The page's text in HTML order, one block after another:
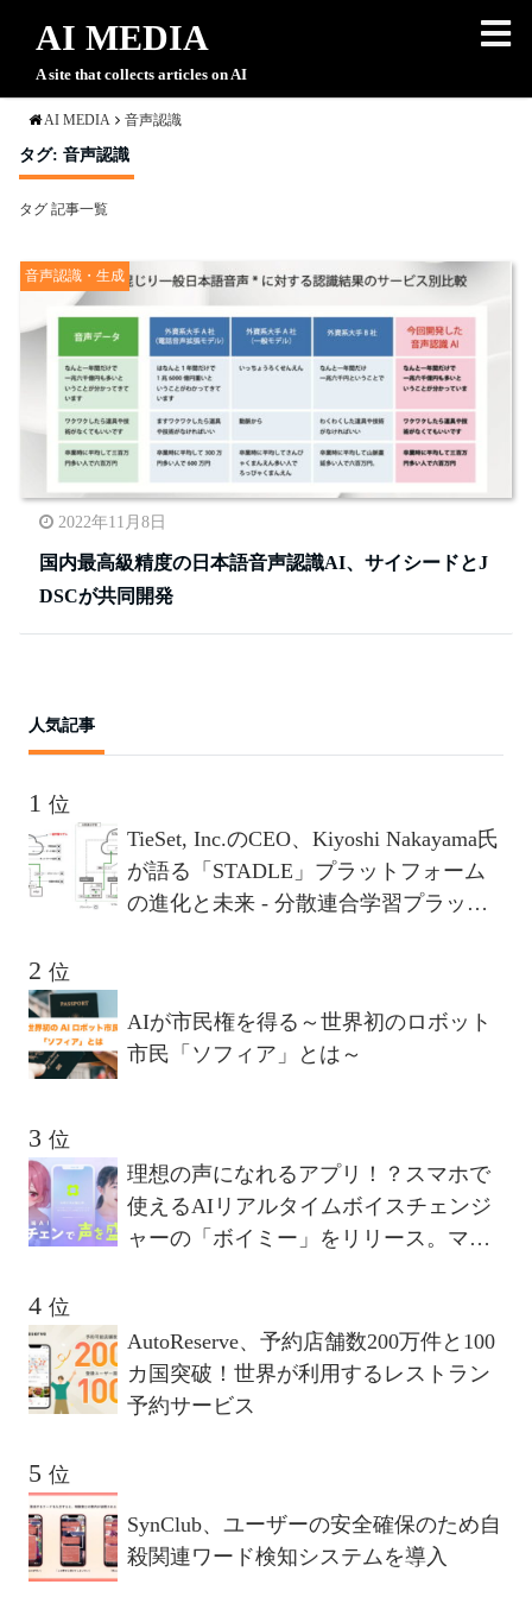
AI MEDIA
A site that collects articles on AI
AI MEDIA 音声認識
タグ: 音声認識
タグ 記事一覧
音声認識・生成
2022年11月8日
国内最高級精度の日本語音声認識AI、サイシードとJ
DSCが共同開発
人気記事
位
TieSet, Inc.のCEO、Kiyoshi Nakayama氏
が語る「STADLE」プラットフォーム
の進化と未来 - 分散連合学習プラット
位
AIが市民権を得る～世界初のロボット
市民「ソフィア」とは～
位
理想の声になれるアプリ！？スマホで
使えるAIリアルタイムボイスチェンジ
ャーの「ボイミー」をリリース。マイ
位
AutoReserve、予約店舗数200万件と100
カ国突破！世界が利用するレストラン
予約サービス
位
SynClub、ユーザーの安全確保のため自
殺関連ワード検知システムを導入